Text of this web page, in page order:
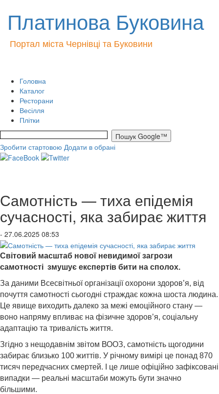
Платинова Буковина
Портал міста Чернівці та Буковини
Головна
Каталог
Ресторани
Весілля
Плітки
Зробити стартовою Додати в обрані
Самотність — тиха епідемія
сучасності, яка забирає життя
- 27.06.2025 08:53
Світовий масштаб нової невидимої загрози
самотності змушує експертів бити на сполох.
За даними Всесвітньої організації охорони здоров’я, від
почуття самотності сьогодні страждає кожна шоста людина.
Це явище виходить далеко за межі емоційного стану —
воно напряму впливає на фізичне здоров’я, соціальну
адаптацію та тривалість життя.
Згідно з нещодавнім звітом ВООЗ, самотність щогодини
забирає близько 100 життів. У річному вимірі це понад 870
тисяч передчасних смертей. І це лише офіційно зафіксовані
випадки — реальні масштаби можуть бути значно
більшими.